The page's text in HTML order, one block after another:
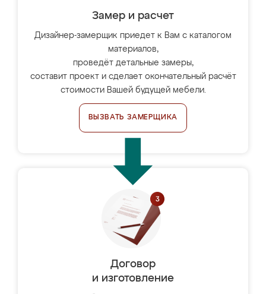
Замер и расчет
Дизайнер-замерщик приедет к Вам с каталогом
материалов,
проведёт детальные замеры,
составит проект и сделает окончательный расчёт
стоимости Вашей будущей мебели.
ВЫЗВАТЬ ЗАМЕРЩИКА
Договор
и изготовление